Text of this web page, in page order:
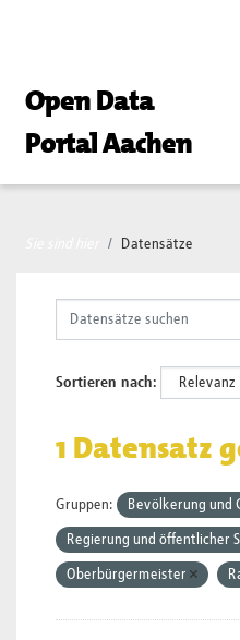
Open Data
Portal Aachen
Datensätze
Sortieren nach
1 Datensatz
Gruppen: Bevölkerung und
Regierung und öffentlicher
Oberbürgermeister